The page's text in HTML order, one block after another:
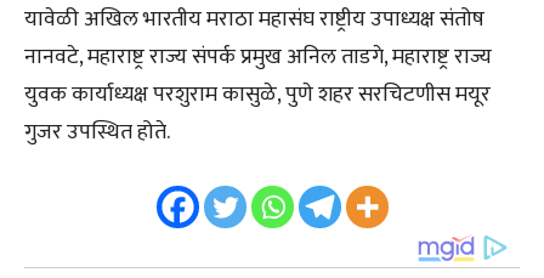
यावेळी अखिल भारतीय मराठा महासंघ राष्ट्रीय उपाध्यक्ष संतोष
नानवटे, महाराष्ट्र राज्य संपर्क प्रमुख अनिल ताडगे, महाराष्ट्र राज्य
युवक कार्याध्यक्ष परशुराम कासुळे, पुणे शहर सरचिटणीस मयूर
गुजर उपस्थित होते.